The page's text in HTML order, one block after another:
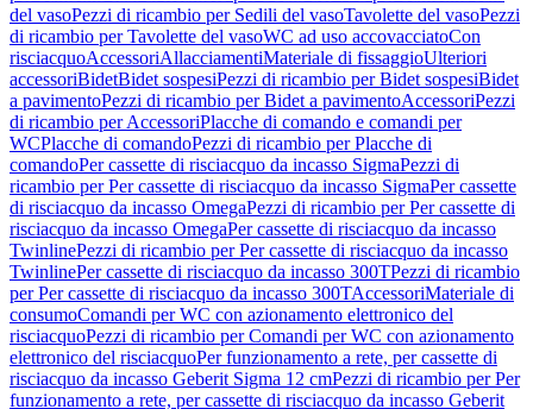
del vasoPezzi di ricambio per Sedili del vasoTavolette del vasoPezzi
di ricambio per Tavolette del vasoWC ad uso accovacciatoCon
risciacquoAccessoriAllacciamentiMateriale di fissaggioUlteriori
accessoriBidetBidet sospesiPezzi di ricambio per Bidet sospesiBidet
a pavimentoPezzi di ricambio per Bidet a pavimentoAccessoriPezzi
di ricambio per AccessoriPlacche di comando e comandi per
WCPlacche di comandoPezzi di ricambio per Placche di
comandoPer cassette di risciacquo da incasso SigmaPezzi di
ricambio per Per cassette di risciacquo da incasso SigmaPer cassette
di risciacquo da incasso OmegaPezzi di ricambio per Per cassette di
risciacquo da incasso OmegaPer cassette di risciacquo da incasso
TwinlinePezzi di ricambio per Per cassette di risciacquo da incasso
TwinlinePer cassette di risciacquo da incasso 300TPezzi di ricambio
per Per cassette di risciacquo da incasso 300TAccessoriMateriale di
consumoComandi per WC con azionamento elettronico del
risciacquoPezzi di ricambio per Comandi per WC con azionamento
elettronico del risciacquoPer funzionamento a rete, per cassette di
risciacquo da incasso Geberit Sigma 12 cmPezzi di ricambio per Per
funzionamento a rete, per cassette di risciacquo da incasso Geberit